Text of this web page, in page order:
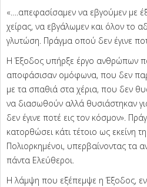
«….απεφασίσαμεν να εβγούμεν με
χείρας, να εβγάλωμεν και όλον το
γλυτώση. Πράγμα οπού δεν έγινε
Η Έξοδος υπήρξε έργο ανθρώπων
αποφάσισαν ομόφωνα, που δεν
με τα σπαθιά στα χέρια, που δεν
να διασωθούν αλλά θυσιάστηκαν
δεν έγινε ποτέ εις τον κόσμον».
κατορθώσει κάτι τέτοιο ως εκείνη
Πολιορκημένοι, υπερβαίνοντας τα
πάντα Ελεύθεροι.
Η λάμψη που εξέπεμψε η Έξοδος,